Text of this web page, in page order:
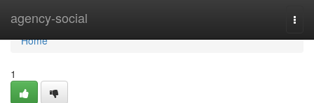
agency-social
Home
Home
1